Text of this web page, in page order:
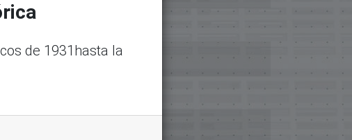
Contrato
de 1931hasta la